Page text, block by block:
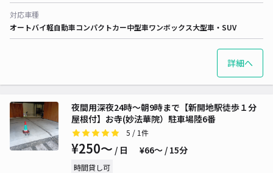
対応車種
オートバイ軽自動車コンパクトカー中型車ワンボックス大型車・SUV
詳細へ
夜間用深夜24時〜朝9時まで【新開地駅徒歩１分
屋根付】お寺(妙法華院）駐車場陸6番
5 / 1件
¥250〜 / 日 ¥66〜 / 15分
時間貸し可